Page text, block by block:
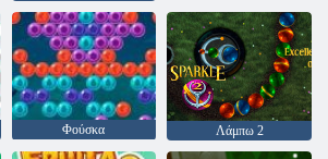
Φούσκα Λάμπω 2